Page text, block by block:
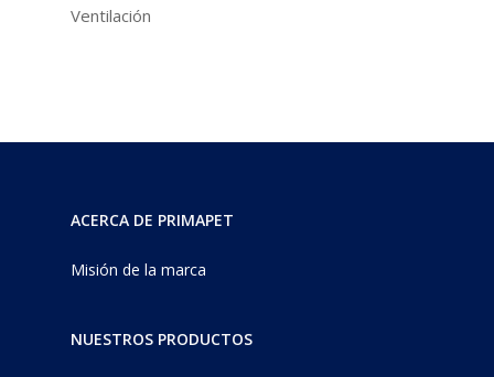
Ventilación
ACERCA DE PRIMAPET
Misión de la marca
NUESTROS PRODUCTOS